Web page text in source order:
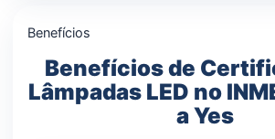
Benefícios
Benefícios de
Lâmpadas LED no
a Yes